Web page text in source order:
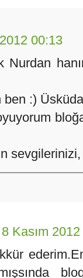
00:13
Nurdan
ben :)
8 Kasım